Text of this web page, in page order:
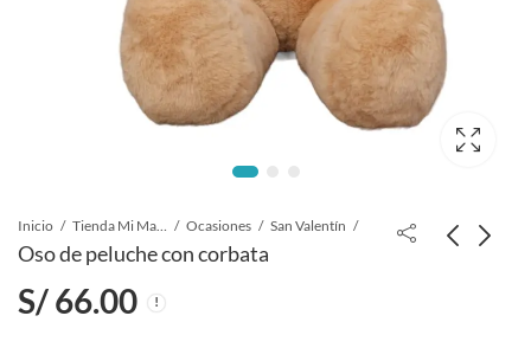
Inicio Ocasiones San Valentín
Oso de peluche con corbata
S/66.00